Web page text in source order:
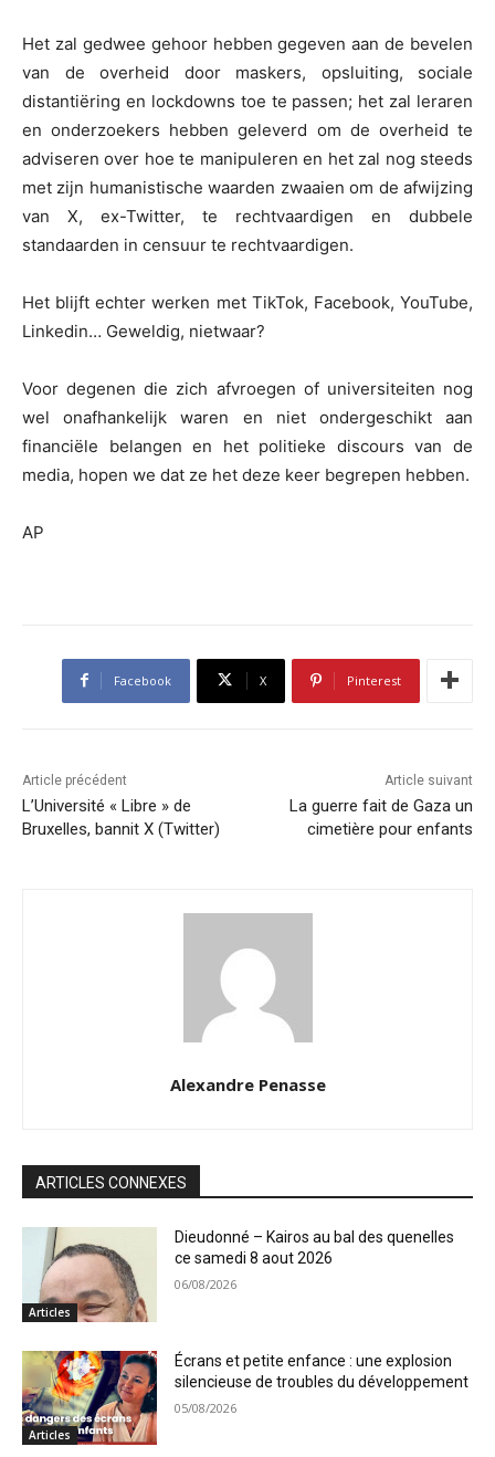
Het zal gedwee gehoor hebben gegeven aan de bevelen
van de overheid door maskers, opsluiting, sociale
distantiëring en lockdowns toe te passen; het zal leraren
en onderzoekers hebben geleverd om de overheid te
adviseren over hoe te manipuleren en het zal nog steeds
met zijn humanistische waarden zwaaien om de afwijzing
van X, ex-Twitter, te rechtvaardigen en dubbele
standaarden in censuur te rechtvaardigen.
Het blijft echter werken met TikTok, Facebook, YouTube,
Linkedin… Geweldig, nietwaar?
Voor degenen die zich afvroegen of universiteiten nog
wel onafhankelijk waren en niet ondergeschikt aan
financiële belangen en het politieke discours van de
media, hopen we dat ze het deze keer begrepen hebben.
AP
Facebook X Pinterest
Article précédent
L’Université « Libre » de
Bruxelles, bannit X (Twitter)
Article suivant
La guerre fait de Gaza un
cimetière pour enfants
Alexandre Penasse
ARTICLES CONNEXES
Articles
Dieudonné – Kairos au bal des quenelles
ce samedi 8 aout 2026
06/08/2026
Articles
Écrans et petite enfance : une explosion
silencieuse de troubles du développement
05/08/2026